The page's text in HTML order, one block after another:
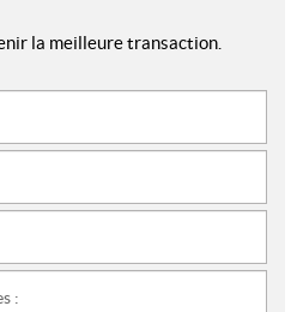
la meilleure transaction.
: